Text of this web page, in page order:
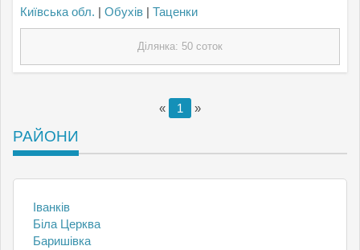
Київська обл. | Обухів | Таценки
Ділянка: 50 соток
« 1 »
РАЙОНИ
Іванків
Біла Церква
Баришівка